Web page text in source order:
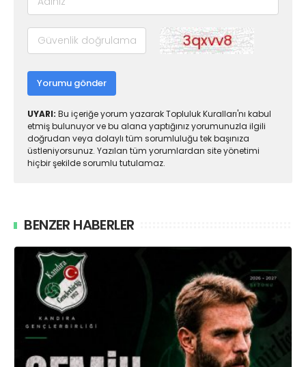
Yorumu gönder
UYARI: Bu içeriğe yorum yazarak Topluluk Kuralları'nı kabul
etmiş bulunuyor ve bu alana yaptığınız yorumunuzla ilgili
doğrudan veya dolaylı tüm sorumluluğu tek başınıza
üstleniyorsunuz. Yazılan tüm yorumlardan site yönetimi
hiçbir şekilde sorumlu tutulamaz.
BENZER HABERLER